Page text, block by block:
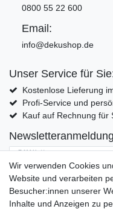
0800 55 22 600
Email:
info@dekushop.de
Unser Service für
Kostenlose Lieferung
Profi-Service und
Kauf auf Rechnung für
E-MAIL **
Hiermit bestätige ich, dass ich
Einwilligung kann ich jederzeit
Wir verwenden Cookies
Website und verarbeiten
Besucher:innen unserer
Inhalte und Anzeigen zu